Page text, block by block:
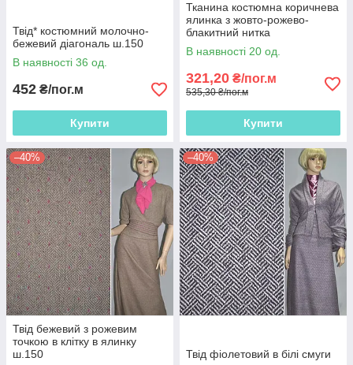
Твід* костюмний молочно-
бежевий діагональ ш.150
В наявності 36 од.
452 ₴/пог.м
Купити
Тканина костюмна коричнева
ялинка з жовто-рожево-
блакитний нитка
В наявності 20 од.
321,20 ₴/пог.м
535,30 ₴/пог.м
Купити
–40%
Твід бежевий з рожевим
точкою в клітку в ялинку
ш.150
–40%
Твід фіолетовий в білі смуги